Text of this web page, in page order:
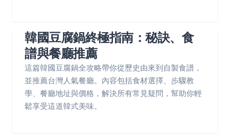
韓國豆腐鍋終極指南：秘訣、食
譜與餐廳推薦
這篇韓國豆腐鍋全攻略帶你從歷史由來到自製食譜，
並推薦台灣人氣餐廳。內容包括食材選擇、步驟教
學、餐廳地址與價格，解決所有常見疑問，幫助你輕
鬆享受這道韓式美味。